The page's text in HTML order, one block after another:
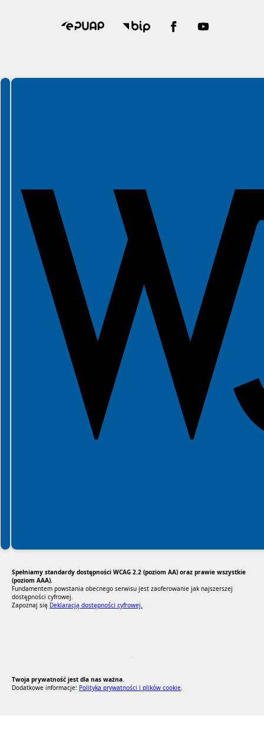
Spełniamy standardy WCAG 2.2
Spełniamy standardy W3C
Spełniamy standardy dostępności WCAG 2.2 (poziom AA) oraz prawie wszystkie
(poziom AAA).
Fundamentem powstania obecnego serwisu jest zaoferowanie jak najszerszej
dostępności cyfrowej.
Zapoznaj się Deklaracją dostępności cyfrowej.
Twoja prywatność jest dla nas ważna.
Dodatkowe informacje: Polityka prywatności i plików cookie